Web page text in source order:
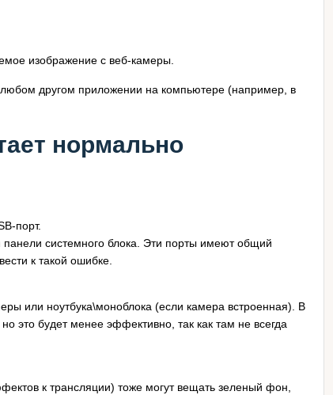
изображение с веб-камеры.
другом приложении на компьютере (например, в
нормально
порт.
системного блока. Эти порты имеют общий
к такой ошибке.
или ноутбука\моноблока (если камера встроенная). В
но это будет менее эффективно, так как там не всегда
к трансляции) тоже могут вещать зеленый фон,